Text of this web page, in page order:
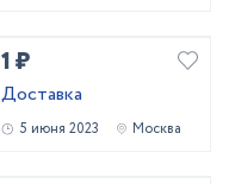
1 ₽
Доставка
5 июня 2023 Москва